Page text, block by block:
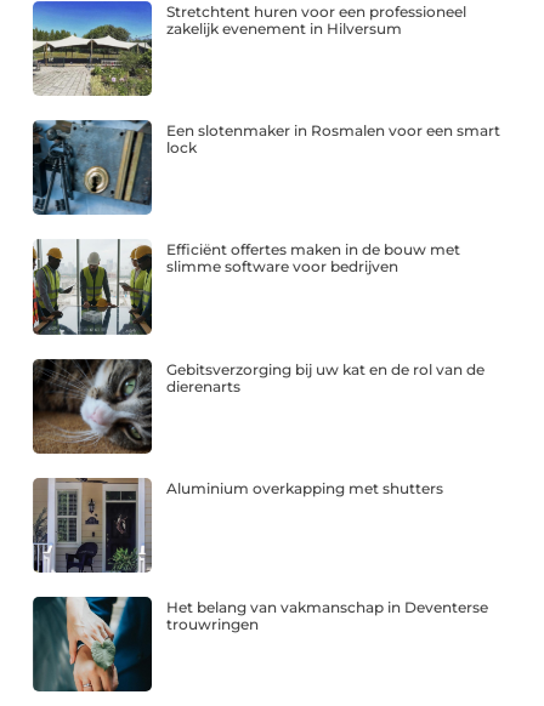
Stretchtent huren voor een professioneel
zakelijk evenement in Hilversum
Een slotenmaker in Rosmalen voor een smart
lock
Efficiënt offertes maken in de bouw met
slimme software voor bedrijven
Gebitsverzorging bij uw kat en de rol van de
dierenarts
Aluminium overkapping met shutters
Het belang van vakmanschap in Deventerse
trouwringen